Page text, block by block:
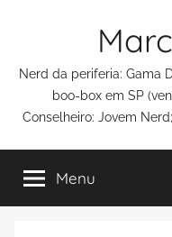
conteúdo
Nerd da periferia: Gama
boo-box em SP
Conselheiro: Jovem
Menu